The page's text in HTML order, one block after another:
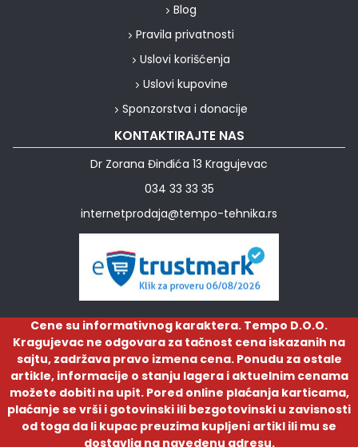
Blog
Pravila privatnosti
Uslovi korišćenja
Uslovi kupovine
Sponzorstva i donacije
KONTAKTIRAJTE NAS
Dr Zorana Đinđića 13 Kragujevac
034 33 33 35
internetprodaja@tempo-tehnika.rs
Cene su informativnog karaktera. Tempo D.O.O.
Kragujevac ne odgovara za tačnost cena iskazanih na
sajtu, zadržava pravo izmena cena. Ponudu za ostale
artikle, informacije o stanju lagera i aktuelnim cenama
možete dobiti na upit. Pored online plaćanja karticama,
plaćanje se vrši i gotovinski ili bezgotovinski u zavisnosti
od toga da li kupac preuzima kupljeni artikl ili mu se
dostavlja na navedenu adresu.